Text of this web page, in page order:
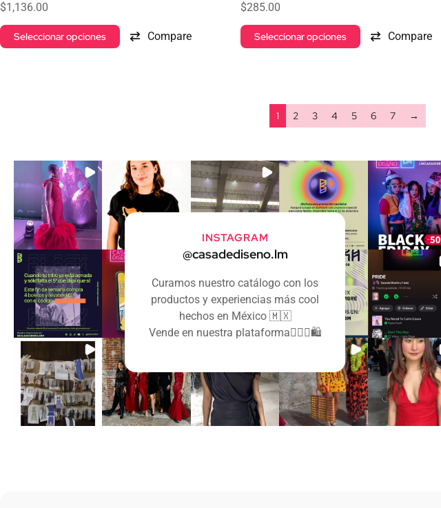
$1,136.00
Seleccionar opciones Compare
$285.00
Seleccionar opciones Compare
1 2 3 4 5 6 7 →
INSTAGRAM
@casadediseno.lm
Curamos nuestro catálogo con los
productos y experiencias más cool
hechos en México 🇲🇽
Vende en nuestra plataforma👇🏻🛒🛍️